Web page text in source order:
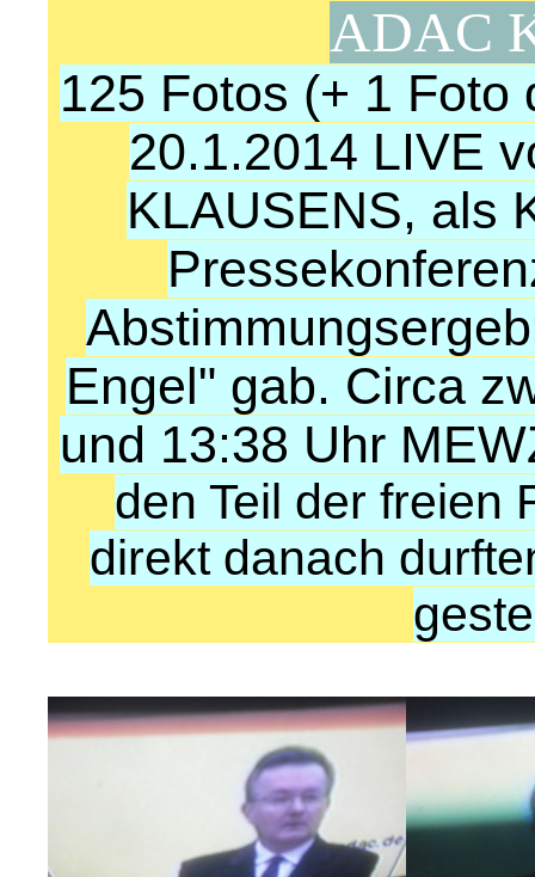
ADAC
125 Fotos (+ 1 Foto
20.1.2014 LIVE
KLAUSENS, als
Engel" gab. Circa
und 13:38 Uhr
den Teil der freien
direkt danach